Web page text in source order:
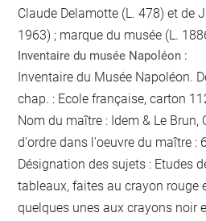
Claude Delamotte (L. 478) et de
1963) ; marque du musée (L.
Inventaire du musée Napoléon :
Inventaire du Musée Napoléon.
chap. : Ecole française, carton
Nom du maître : Idem & Le Brun,
d'ordre dans l'oeuvre du maître :
Désignation des sujets : Etudes
tableaux, faites au crayon rouge
quelques unes aux crayons noir